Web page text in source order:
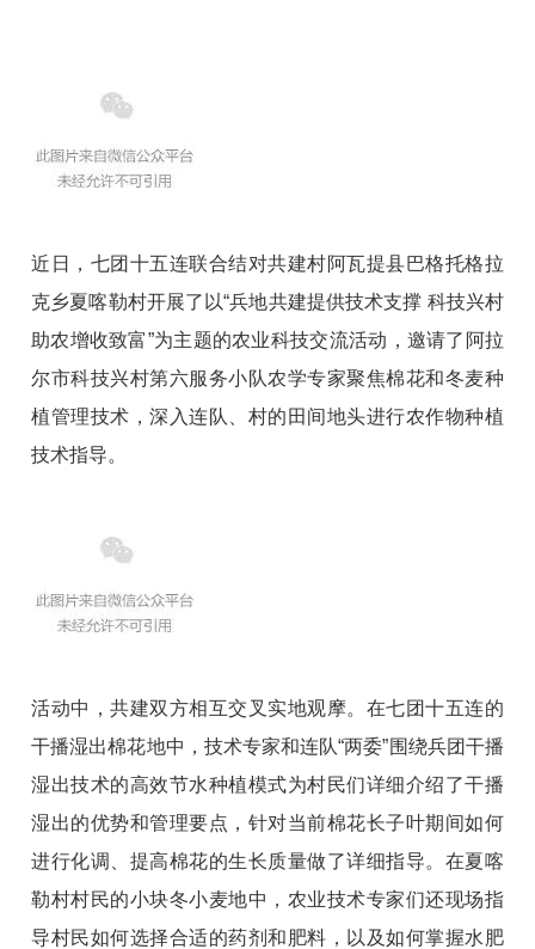
近日，七团十五连联合结对共建村阿瓦提县巴格托格拉
克乡夏喀勒村开展了以“兵地共建提供技术支撑 科技兴村
助农增收致富”为主题的农业科技交流活动，邀请了阿拉
尔市科技兴村第六服务小队农学专家聚焦棉花和冬麦种
植管理技术，深入连队、村的田间地头进行农作物种植
技术指导。
活动中，共建双方相互交叉实地观摩。在七团十五连的
干播湿出棉花地中，技术专家和连队“两委”围绕兵团干播
湿出技术的高效节水种植模式为村民们详细介绍了干播
湿出的优势和管理要点，针对当前棉花长子叶期间如何
进行化调、提高棉花的生长质量做了详细指导。在夏喀
勒村村民的小块冬小麦地中，农业技术专家们还现场指
导村民如何选择合适的药剂和肥料，以及如何掌握水肥